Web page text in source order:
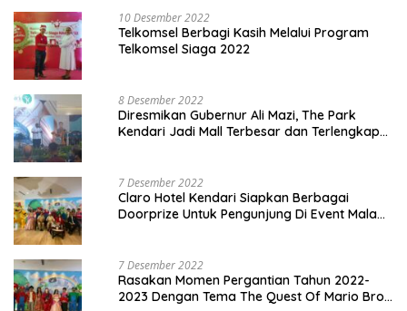
10 Desember 2022
Telkomsel Berbagi Kasih Melalui Program
Telkomsel Siaga 2022
8 Desember 2022
Diresmikan Gubernur Ali Mazi, The Park
Kendari Jadi Mall Terbesar dan Terlengkap
7 Desember 2022
Claro Hotel Kendari Siapkan Berbagai
Doorprize Untuk Pengunjung Di Event Malam
7 Desember 2022
Rasakan Momen Pergantian Tahun 2022-
2023 Dengan Tema The Quest Of Mario Bros